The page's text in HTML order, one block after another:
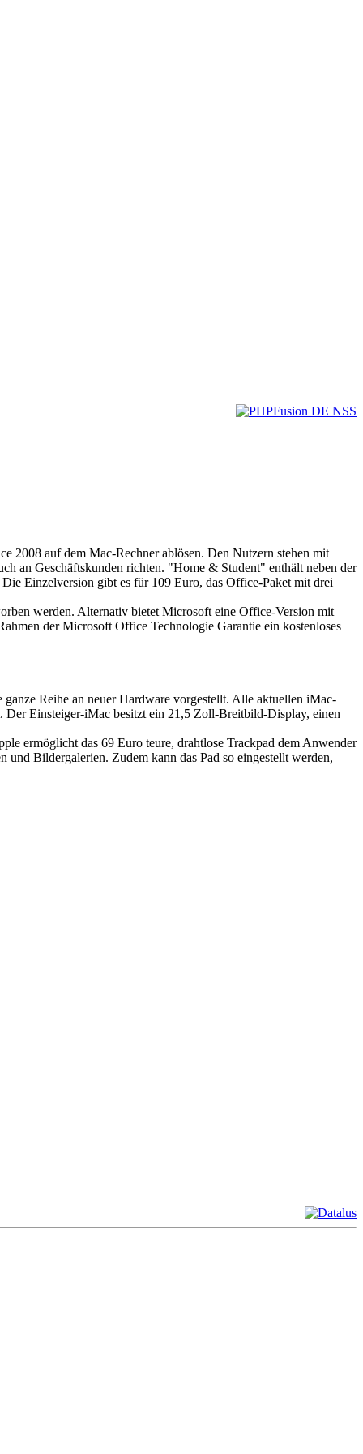
2008 auf dem Mac-Rechner ablösen. Den Nutzern stehen mit
an Geschäftskunden richten. "Home & Student" enthält neben der
Einzelversion gibt es für 109 Euro, das Office-Paket mit drei
werden. Alternativ bietet Microsoft eine Office-Version mit
der Microsoft Office Technologie Garantie ein kostenloses
Reihe an neuer Hardware vorgestellt. Alle aktuellen iMac-
Der Einsteiger-iMac besitzt ein 21,5 Zoll-Breitbild-Display, einen
ermöglicht das 69 Euro teure, drahtlose Trackpad dem Anwender
Bildergalerien. Zudem kann das Pad so eingestellt werden,